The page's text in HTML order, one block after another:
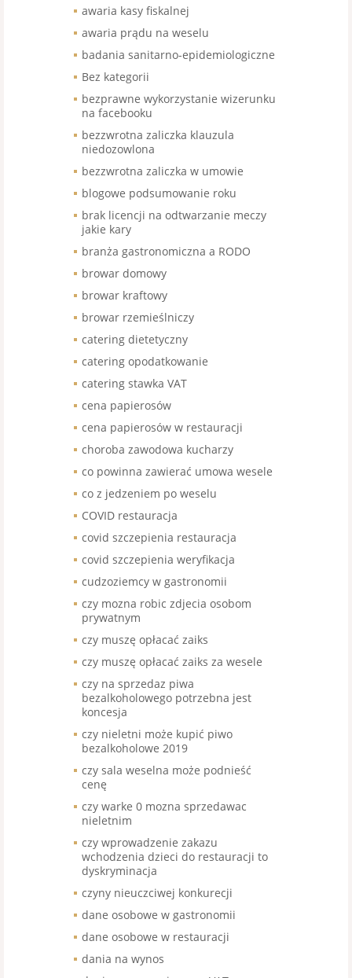
awaria kasy fiskalnej
awaria prądu na weselu
badania sanitarno-epidemiologiczne
Bez kategorii
bezprawne wykorzystanie wizerunku
na facebooku
bezzwrotna zaliczka klauzula
niedozowlona
bezzwrotna zaliczka w umowie
blogowe podsumowanie roku
brak licencji na odtwarzanie meczy
jakie kary
branża gastronomiczna a RODO
browar domowy
browar kraftowy
browar rzemieślniczy
catering dietetyczny
catering opodatkowanie
catering stawka VAT
cena papierosów
cena papierosów w restauracji
choroba zawodowa kucharzy
co powinna zawierać umowa wesele
co z jedzeniem po weselu
COVID restauracja
covid szczepienia restauracja
covid szczepienia weryfikacja
cudzoziemcy w gastronomii
czy mozna robic zdjecia osobom
prywatnym
czy muszę opłacać zaiks
czy muszę opłacać zaiks za wesele
czy na sprzedaz piwa
bezalkoholowego potrzebna jest
koncesja
czy nieletni może kupić piwo
bezalkoholowe 2019
czy sala weselna może podnieść
cenę
czy warke 0 mozna sprzedawac
nieletnim
czy wprowadzenie zakazu
wchodzenia dzieci do restauracji to
dyskryminacja
czyny nieuczciwej konkurecji
dane osobowe w gastronomii
dane osobowe w restauracji
dania na wynos